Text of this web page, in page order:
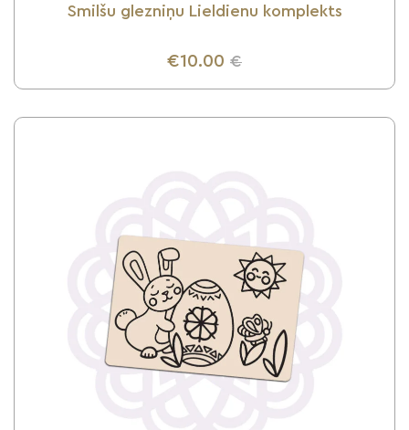
Smilšu glezniņu Lieldienu komplekts
€10.00 €
UZZINI VAIRĀK